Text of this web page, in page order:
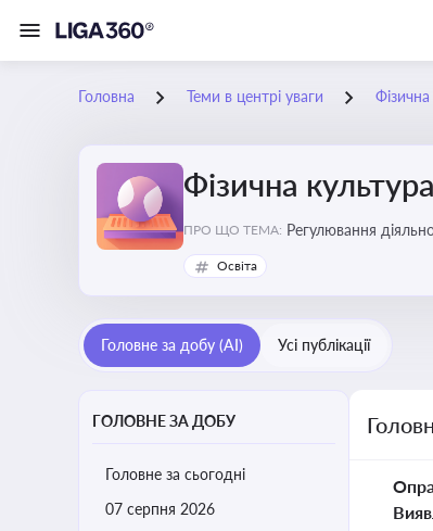
Головна Теми в центрі уваги
Фізична
ПРО ЩО ТЕМА: Регулювання
Освіта
Головне за добу (AI) Усі публікації
ГОЛОВНЕ ЗА ДОБУ
Головне за сьогодні
07 серпня 2026